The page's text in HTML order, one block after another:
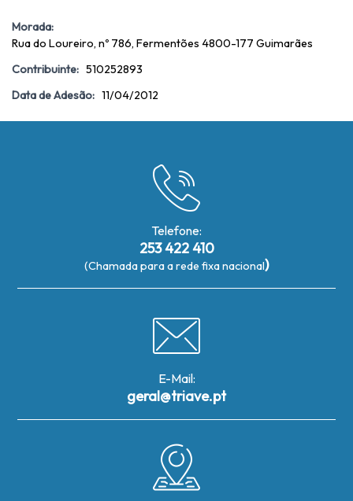
Morada:
Rua do Loureiro, nº 786, Fermentões 4800-177 Guimarães
Contribuinte: 510252893
Data de Adesão: 11/04/2012
Telefone:
253 422 410
(Chamada para a rede fixa nacional)
E-Mail:
geral@triave.pt